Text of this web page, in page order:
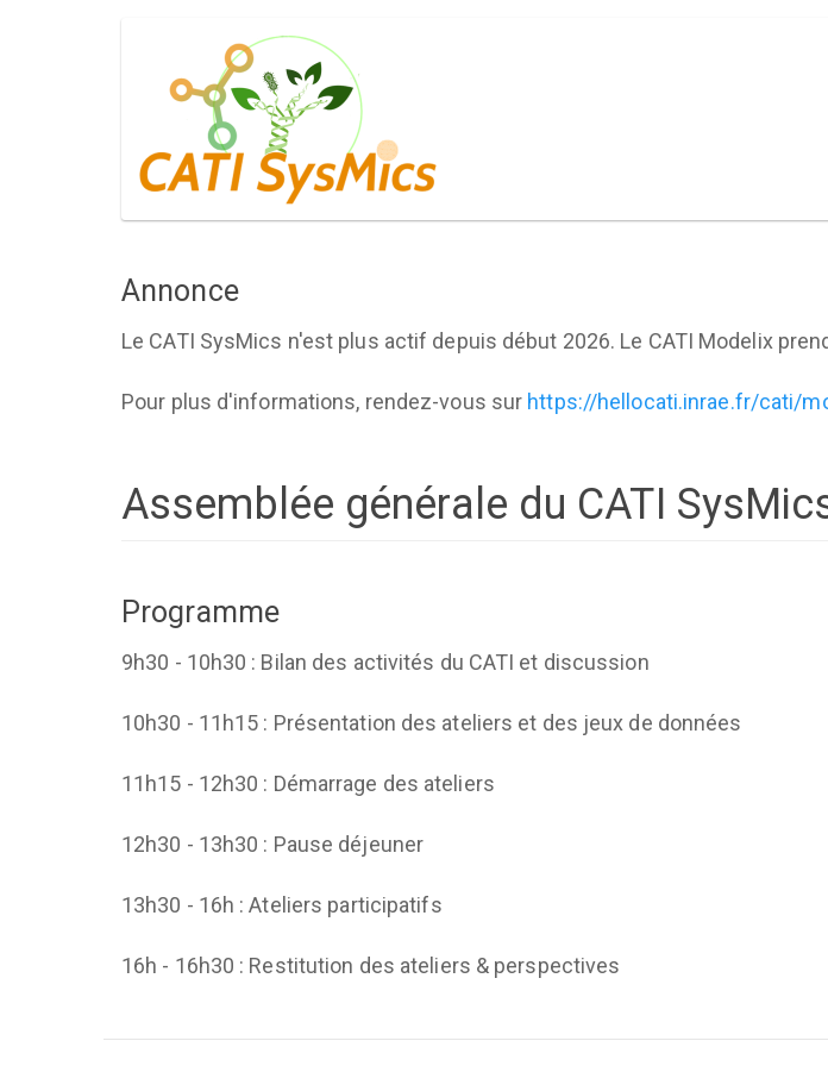
navigation
Annonce
Le CATI SysMics n'est plus actif depuis début 2026. Le CATI Modelix
Pour plus d'informations, rendez-vous sur https://hellocati.inrae.fr/cati/
Assemblée générale du CATI
Programme
9h30 - 10h30 : Bilan des activités du CATI et discussion
10h30 - 11h15 : Présentation des ateliers et des jeux de données
11h15 - 12h30 : Démarrage des ateliers
12h30 - 13h30 : Pause déjeuner
13h30 - 16h : Ateliers participatifs
16h - 16h30 : Restitution des ateliers & perspectives